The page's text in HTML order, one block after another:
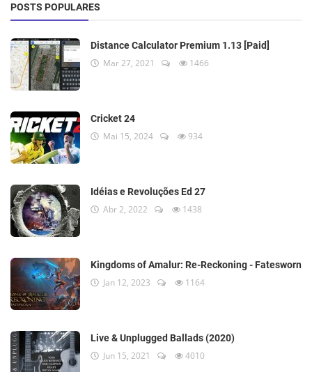
POSTS POPULARES
Distance Calculator Premium 1.13 [Paid]
Mar 27, 2021 1466
Cricket 24
Mai 15, 2024 934
Idéias e Revoluções Ed 27
Abr 2, 2022 1438
Kingdoms of Amalur: Re-Reckoning - Fatesworn
Jan 12, 2023 1164
Live & Unplugged Ballads (2020)
Jun 15, 2021 4010